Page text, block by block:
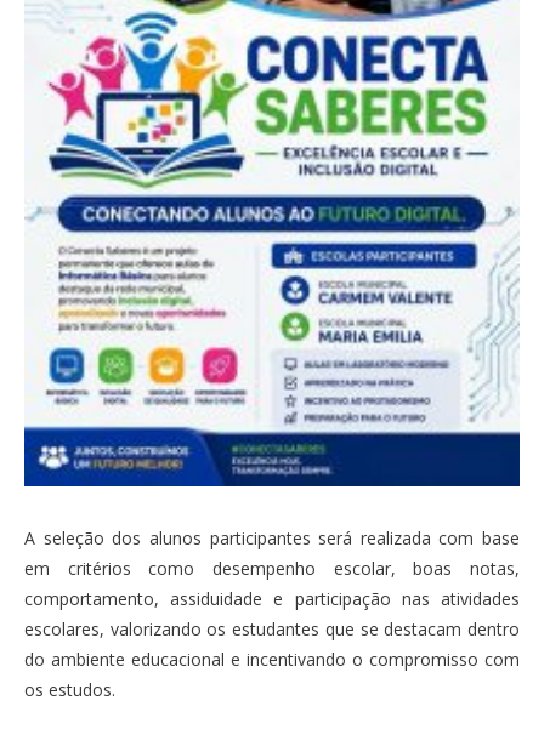
A seleção dos alunos participantes será realizada com base
em critérios como desempenho escolar, boas notas,
comportamento, assiduidade e participação nas atividades
escolares, valorizando os estudantes que se destacam dentro
do ambiente educacional e incentivando o compromisso com
os estudos.